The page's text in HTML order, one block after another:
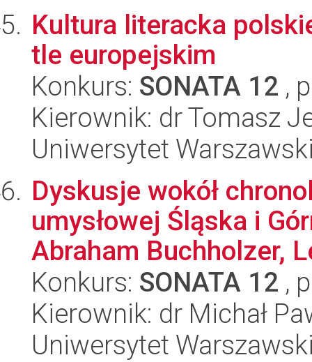
Kultura literacka
tle europejskim
Konkurs: SONATA 12 ,
Kierownik: dr Tomasz
Uniwersytet
Dyskusje wokół
umysłowej Śląska i
Abraham Buchholzer,
Konkurs: SONATA 12 ,
Kierownik: dr Michał
Uniwersytet